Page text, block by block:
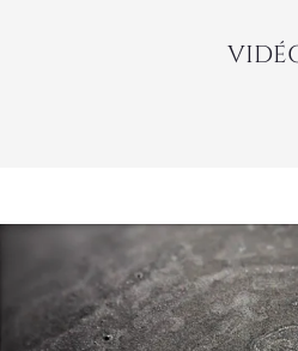
Peinture acrylique - Mixte
Goutte d’or 24 Carats
Châssis Bois biseauté main
125 cm